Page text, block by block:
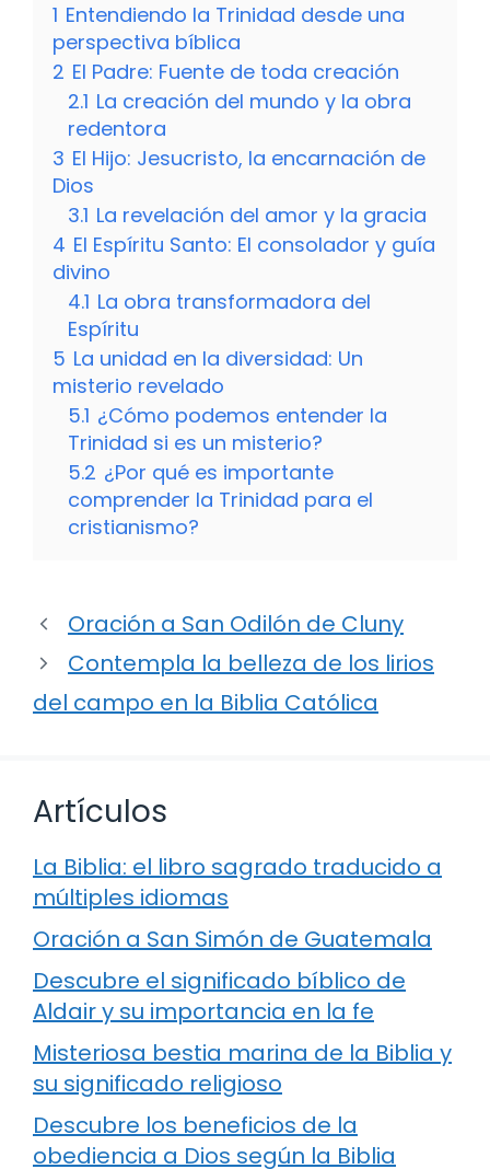
1 Entendiendo la Trinidad desde una
perspectiva bíblica
2 El Padre: Fuente de toda creación
2.1 La creación del mundo y la obra
redentora
3 El Hijo: Jesucristo, la encarnación de
Dios
3.1 La revelación del amor y la gracia
4 El Espíritu Santo: El consolador y guía
divino
4.1 La obra transformadora del
Espíritu
5 La unidad en la diversidad: Un
misterio revelado
5.1 ¿Cómo podemos entender la
Trinidad si es un misterio?
5.2 ¿Por qué es importante
comprender la Trinidad para el
cristianismo?
Oración a San Odilón de Cluny
Contempla la belleza de los lirios
del campo en la Biblia Católica
Artículos
La Biblia: el libro sagrado traducido a
múltiples idiomas
Oración a San Simón de Guatemala
Descubre el significado bíblico de
Aldair y su importancia en la fe
Misteriosa bestia marina de la Biblia y
su significado religioso
Descubre los beneficios de la
obediencia a Dios según la Biblia